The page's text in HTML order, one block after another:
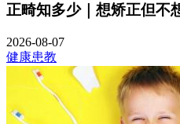
正畸知多少｜想矫正但不
2026-08-07
健康患教